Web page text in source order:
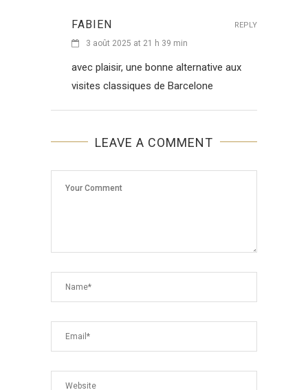
FABIEN
3 août 2025 at 21 h 39 min
avec plaisir, une bonne alternative aux
visites classiques de Barcelone
REPLY
LEAVE A COMMENT